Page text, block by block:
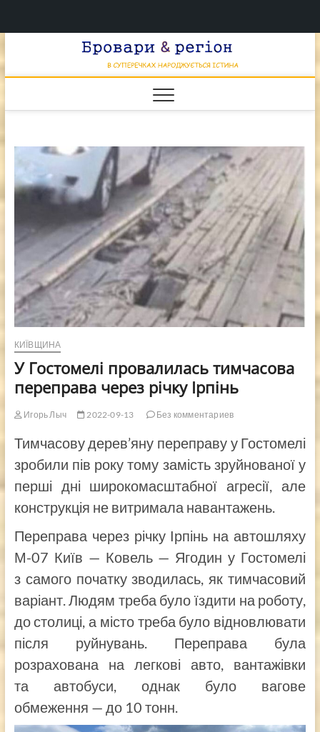
НАРОДЖУЄТЬСЯ
КИЇВЩИНА
У Гостомелі провалилась тимчасова
переправа через річку Ірпінь
Игорь Лыч 2022-09-13 Без комментариев
Тимчасову дерев’яну переправу у Гостомелі
зробили пів року тому замість зруйнованої у
перші дні широкомасштабної агресії, але
конструкція не витримала навантажень.
Переправа через річку Ірпінь на автошляху
М-07 Київ — Ковель — Ягодин у Гостомелі
з самого початку зводилась, як тимчасовий
варіант. Людям треба було їздити на роботу,
до столиці, а місто треба було відновлювати
після руйнувань. Переправа була
розрахована на легкові авто, вантажівки
та автобуси, однак було вагове
обмеження — до 10 тонн.